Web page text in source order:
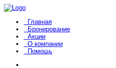
Главная
Бронирование
Акции
О компании
Помощь